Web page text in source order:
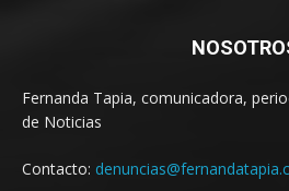
Fernanda Tapia, comunicadora,
de Noticias
Contacto: